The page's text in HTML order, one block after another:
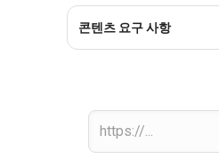
콘텐츠 요구 사항